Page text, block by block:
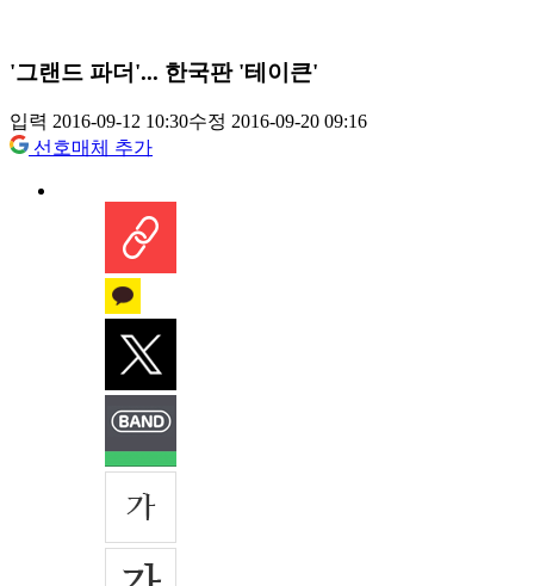
'그랜드 파더'... 한국판 '테이큰'
입력 2016-09-12 10:30수정 2016-09-20 09:16
선호매체 추가